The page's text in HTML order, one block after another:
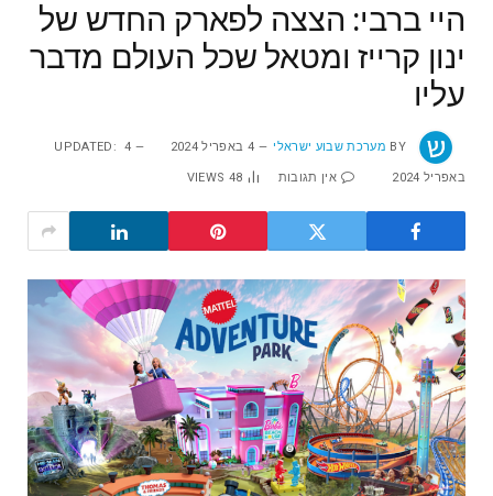
היי ברבי: הצצה לפארק החדש של
ינון קרייז ומטאל שכל העולם מדבר
עליו
BY מערכת שבוע ישראלי 4 באפריל 2024 UPDATED: 4
באפריל 2024 אין תגובות 48
VIEWS